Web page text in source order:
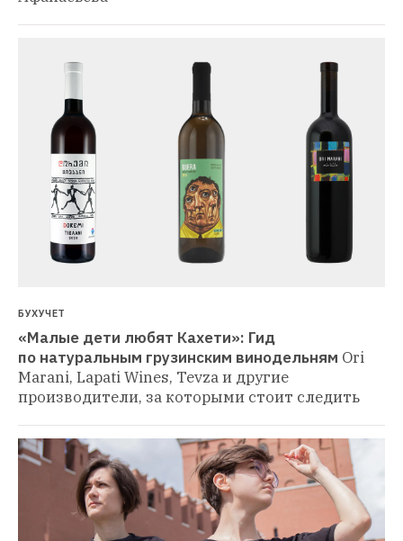
БУХУЧЕТ
«Малые дети любят Кахети»: Гид
по натуральным грузинским винодельням Ori
Marani, Lapati Wines, Tevza и другие
производители, за которыми стоит следить